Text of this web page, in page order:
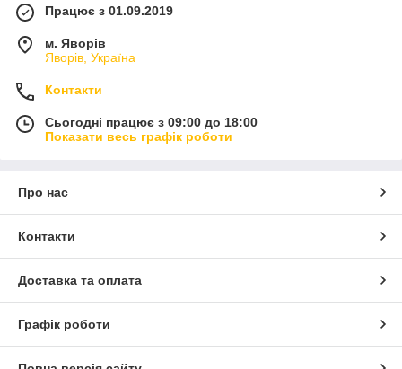
Працює з 01.09.2019
м. Яворів
Яворів, Україна
Контакти
Сьогодні працює з 09:00 до 18:00
Показати весь графік роботи
Про нас
Контакти
Доставка та оплата
Графік роботи